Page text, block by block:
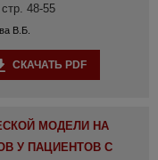
48-55
В.Б.
СКАЧАТЬ PDF
МОДЕЛИ НА
У ПАЦИЕНТОВ С